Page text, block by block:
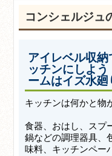
コンシェルジュ
アイレベル収
ッチンにしよ
ームはイズ水
キッチンは何かと物
食器、おはし、スプ
鍋などの調理器具、
味料、キッチンペー